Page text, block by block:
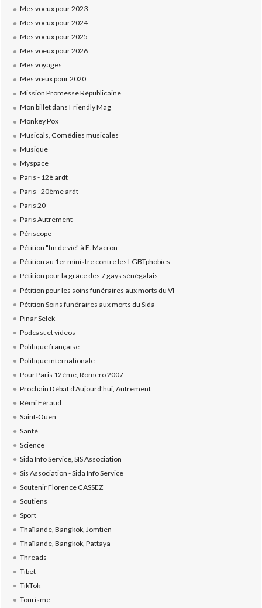
Mes voeux pour 2023
Mes voeux pour 2024
Mes voeux pour 2025
Mes voeux pour 2026
Mes voyages
Mes vœux pour 2020
Mission Promesse Républicaine
Mon billet dans Friendly Mag
Monkey Pox
Musicals, Comédies musicales
Musique
Myspace
Paris - 12è ardt
Paris - 20ème ardt
Paris 20
Paris Autrement
Périscope
Pétition "fin de vie" à E. Macron
Pétition au 1er ministre contre les LGBTphobies
Pétition pour la grâce des 7 gays sénégalais
Pétition pour les soins funéraires aux morts du VI
Pétition Soins funéraires aux morts du Sida
Pinar Selek
Podcast et videos
Politique française
Politique internationale
Pour Paris 12ème, Romero 2007
Prochain Débat d'Aujourd'hui, Autrement
Rémi Féraud
Saint-Ouen
Santé
Science
Sida Info Service, SIS Association
Sis Association - Sida Info Service
Soutenir Florence CASSEZ
Soutiens
Sport
Thaïlande, Bangkok, Jomtien
Thaïlande, Bangkok, Pattaya
Threads
Tibet
TikTok
Tourisme